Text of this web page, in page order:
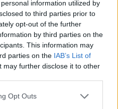
information utilized by
to third parties prior to
opt-out of the further
by third parties on the
This information may
parties on the IAB’s List of
may further disclose it to other
Opt Outs
0,59%, στα 320,42
των δικαιούχων
Εστίας
Κ. Μητσοτάκης:
η ενίσχυση της